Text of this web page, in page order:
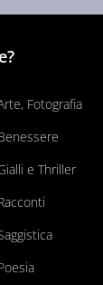
Fotografia
e Thriller